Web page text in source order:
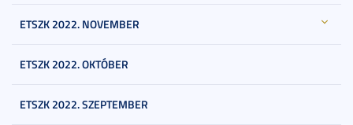
ETSZK 2022. NOVEMBER
ETSZK 2022. OKTÓBER
ETSZK 2022. SZEPTEMBER